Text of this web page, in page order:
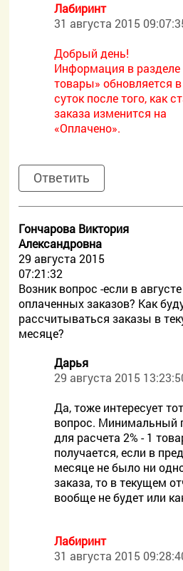
Лабиринт
31 августа 2015
Добрый день!
Информация в разделе
товары» обновляется в
суток после того, как
заказа изменится на
«Оплачено».
Ответить
Гончарова Виктория
Александровна
29 августа 2015
07:21:32
Возник вопрос -если в
оплаченных заказов? Как
рассчитываться заказы в
месяце?
Дарья
29 августа 2015
Да, тоже интересует
вопрос. Минимальный
для расчета 2% - 1
получается, если в
месяце не было ни
заказа, то в текущем
вообще не будет или
Лабиринт
31 августа 2015